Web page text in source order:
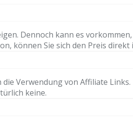
Dennoch kann es
können Sie sich den Preis direkt
Verwendung von Affiliate
keine.